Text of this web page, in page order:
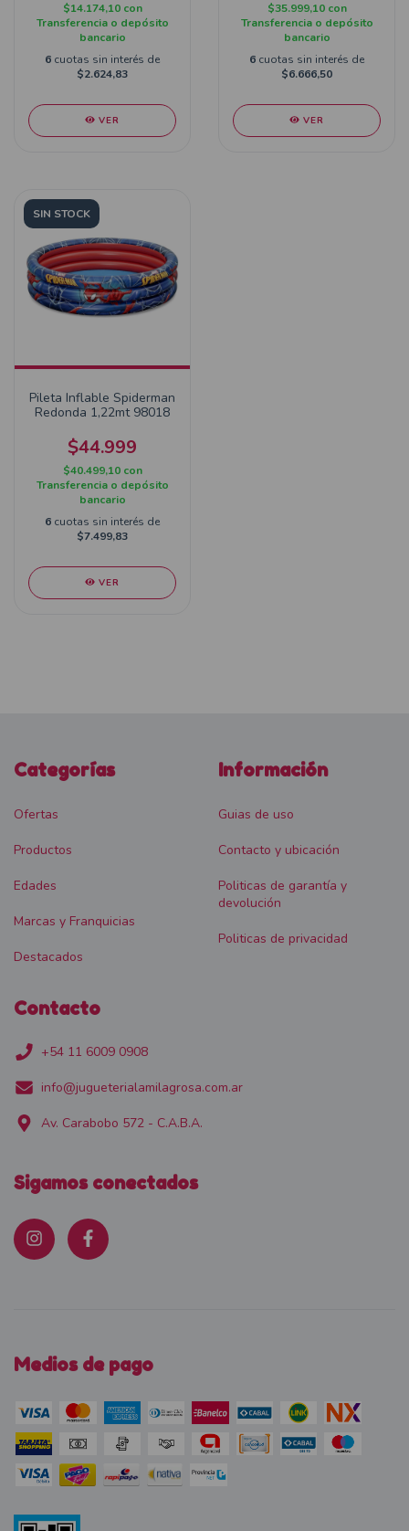
$14.174,10 con
Transferencia o depósito
bancario
6 cuotas sin interés de
$2.624,83
VER
$35.999,10 con
Transferencia o depósito
bancario
6 cuotas sin interés de
$6.666,50
VER
SIN STOCK
Pileta Inflable Spiderman
Redonda 1,22mt 98018
$44.999
$40.499,10 con
Transferencia o depósito
bancario
6 cuotas sin interés de
$7.499,83
VER
Categorías
Ofertas
Productos
Edades
Marcas y Franquicias
Destacados
Información
Guias de uso
Contacto y ubicación
Politicas de garantía y
devolución
Politicas de privacidad
Contacto
+54 11 6009 0908
info@jugueterialamilagrosa.com.ar
Av. Carabobo 572 - C.A.B.A.
Sigamos conectados
Medios de pago